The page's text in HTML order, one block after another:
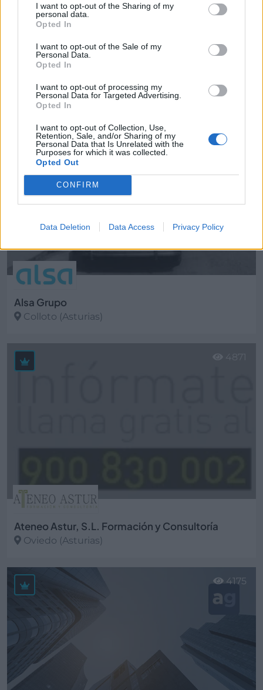
I want to opt-out of the Sharing of my
personal data.
Opted In
I want to opt-out of the Sale of my
Personal Data.
Opted In
I want to opt-out of processing my
Personal Data for Targeted Advertising.
Opted In
I want to opt-out of Collection, Use,
Retention, Sale, and/or Sharing of my
Personal Data that Is Unrelated with the
Purposes for which it was collected.
Opted Out
CONFIRM
Data Deletion Data Access Privacy Policy
Oviedo (Asturias)
Alsa Grupo
Colloto (Asturias)
39.925
Ateneo Astur, S.L. Formación y Consultoría
Oviedo (Asturias)
Ver más
4175